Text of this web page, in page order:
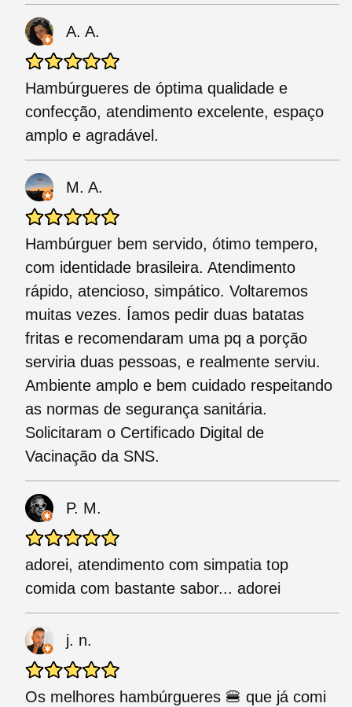
A. A.
Hambúrgueres de óptima qualidade e
confecção, atendimento excelente, espaço
amplo e agradável.
M. A.
Hambúrguer bem servido, ótimo tempero,
com identidade brasileira. Atendimento
rápido, atencioso, simpático. Voltaremos
muitas vezes. Íamos pedir duas batatas
fritas e recomendaram uma pq a porção
serviria duas pessoas, e realmente serviu.
Ambiente amplo e bem cuidado respeitando
as normas de segurança sanitária.
Solicitaram o Certificado Digital de
Vacinação da SNS.
P. M.
adorei, atendimento com simpatia top
comida com bastante sabor... adorei
j. n.
Os melhores hambúrgueres 🍔 que já comi